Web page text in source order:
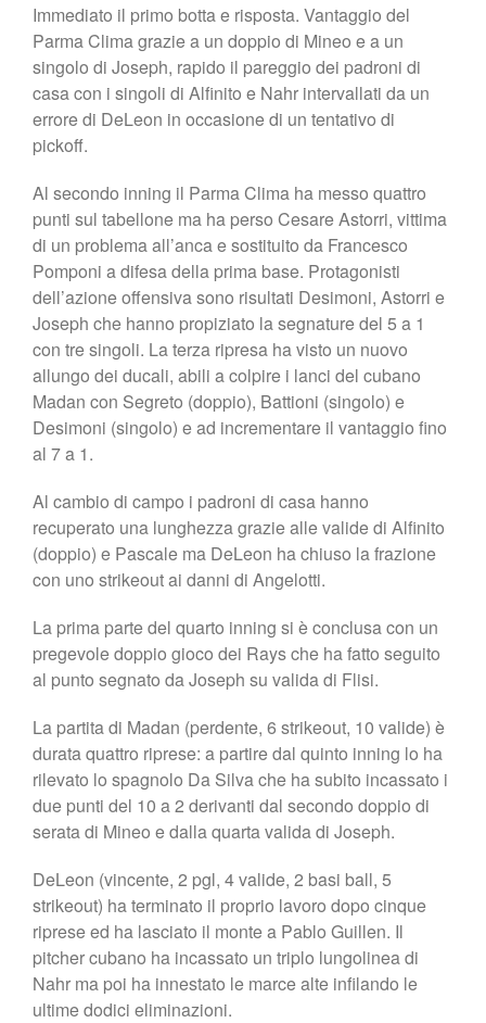
Immediato il primo botta e risposta. Vantaggio del
Parma Clima grazie a un doppio di Mineo e a un
singolo di Joseph, rapido il pareggio dei padroni di
casa con i singoli di Alfinito e Nahr intervallati da un
errore di DeLeon in occasione di un tentativo di
pickoff.
Al secondo inning il Parma Clima ha messo quattro
punti sul tabellone ma ha perso Cesare Astorri, vittima
di un problema all’anca e sostituito da Francesco
Pomponi a difesa della prima base. Protagonisti
dell’azione offensiva sono risultati Desimoni, Astorri e
Joseph che hanno propiziato la segnature del 5 a 1
con tre singoli. La terza ripresa ha visto un nuovo
allungo dei ducali, abili a colpire i lanci del cubano
Madan con Segreto (doppio), Battioni (singolo) e
Desimoni (singolo) e ad incrementare il vantaggio fino
al 7 a 1.
Al cambio di campo i padroni di casa hanno
recuperato una lunghezza grazie alle valide di Alfinito
(doppio) e Pascale ma DeLeon ha chiuso la frazione
con uno strikeout ai danni di Angelotti.
La prima parte del quarto inning si è conclusa con un
pregevole doppio gioco dei Rays che ha fatto seguito
al punto segnato da Joseph su valida di Flisi.
La partita di Madan (perdente, 6 strikeout, 10 valide) è
durata quattro riprese: a partire dal quinto inning lo ha
rilevato lo spagnolo Da Silva che ha subito incassato i
due punti del 10 a 2 derivanti dal secondo doppio di
serata di Mineo e dalla quarta valida di Joseph.
DeLeon (vincente, 2 pgl, 4 valide, 2 basi ball, 5
strikeout) ha terminato il proprio lavoro dopo cinque
riprese ed ha lasciato il monte a Pablo Guillen. Il
pitcher cubano ha incassato un triplo lungolinea di
Nahr ma poi ha innestato le marce alte infilando le
ultime dodici eliminazioni.